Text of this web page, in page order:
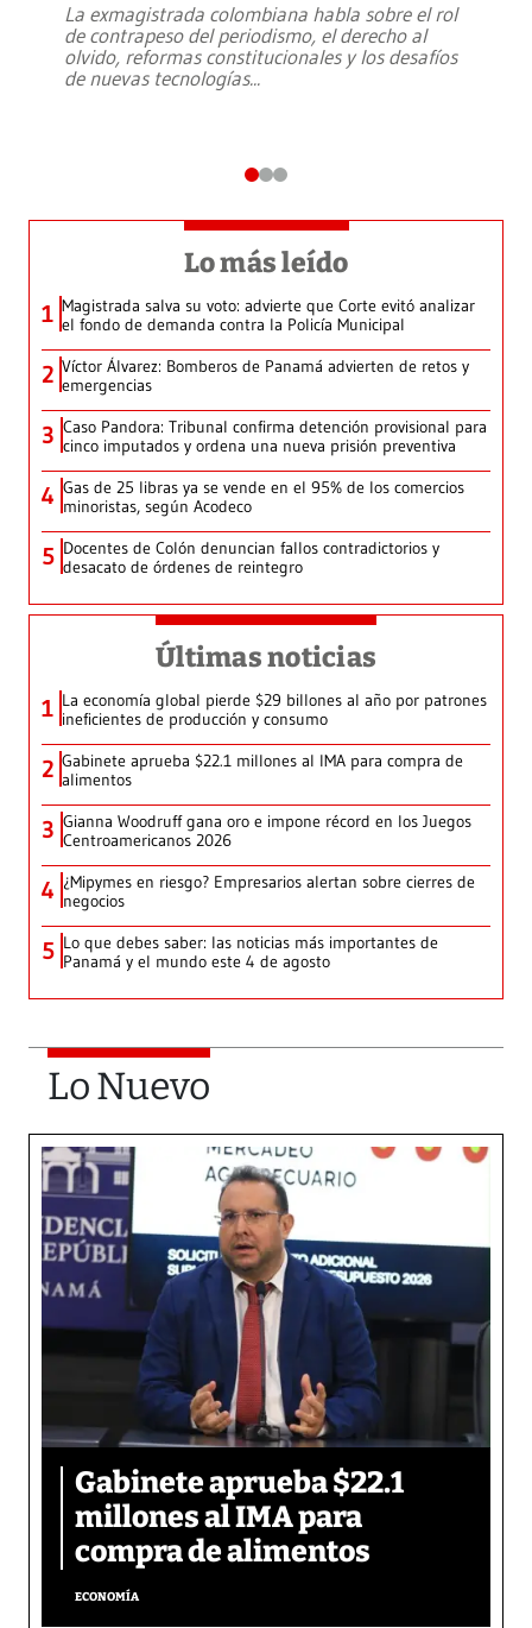
La exmagistrada colombiana habla sobre el rol
de contrapeso del periodismo, el derecho al
olvido, reformas constitucionales y los desafíos
de nuevas tecnologías...
Lo más leído
1 Magistrada salva su voto: advierte que Corte evitó analizar
el fondo de demanda contra la Policía Municipal
2 Víctor Álvarez: Bomberos de Panamá advierten de retos y
emergencias
3 Caso Pandora: Tribunal confirma detención provisional para
cinco imputados y ordena una nueva prisión preventiva
4 Gas de 25 libras ya se vende en el 95% de los comercios
minoristas, según Acodeco
5 Docentes de Colón denuncian fallos contradictorios y
desacato de órdenes de reintegro
Últimas noticias
1 La economía global pierde $29 billones al año por patrones
ineficientes de producción y consumo
2 Gabinete aprueba $22.1 millones al IMA para compra de
alimentos
3 Gianna Woodruff gana oro e impone récord en los Juegos
Centroamericanos 2026
4 ¿Mipymes en riesgo? Empresarios alertan sobre cierres de
negocios
5 Lo que debes saber: las noticias más importantes de
Panamá y el mundo este 4 de agosto
Lo Nuevo
Gabinete aprueba $22.1
millones al IMA para
compra de alimentos
ECONOMÍA